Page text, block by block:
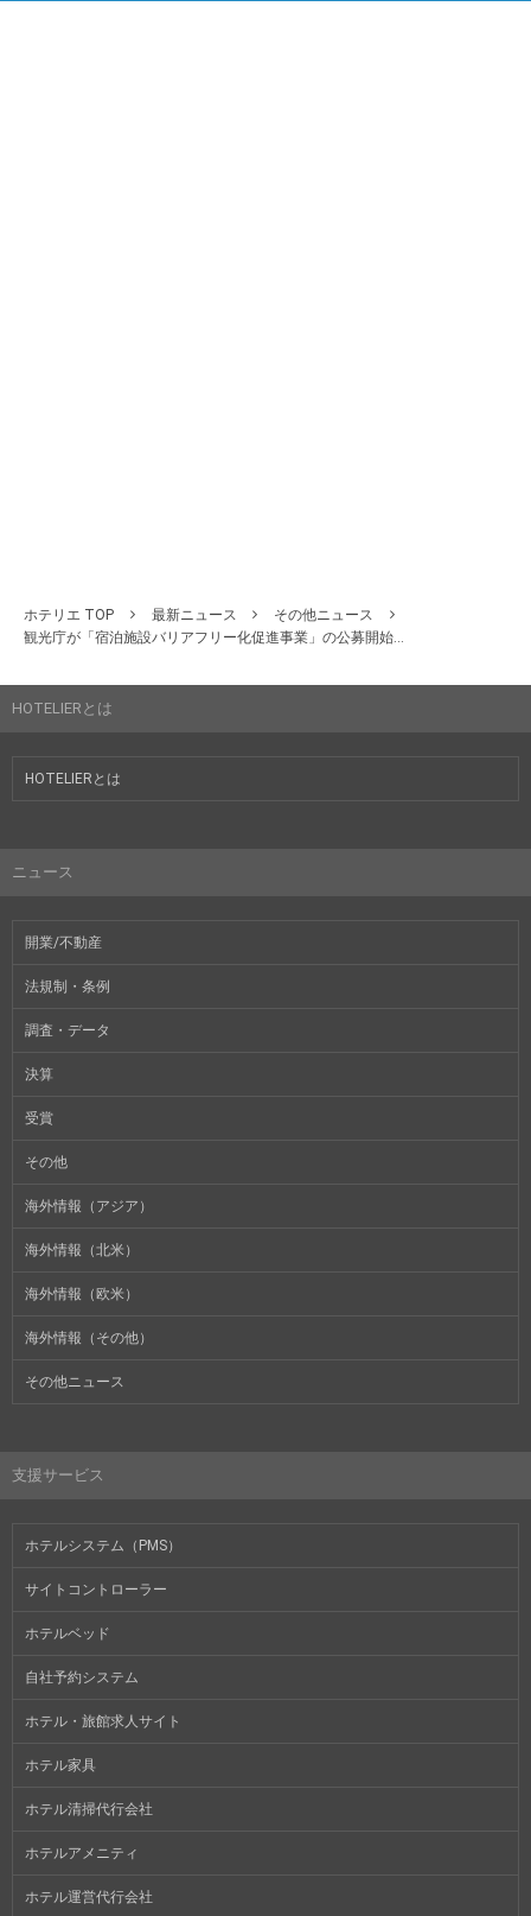
ホテリエ TOP 最新ニュース
その他ニュース
観光庁が「宿泊施設バリアフリー化促進事業」の公募開始...
HOTELIERとは
HOTELIERとは
ニュース
開業/不動産
法規制・条例
調査・データ
決算
受賞
その他
海外情報（アジア）
海外情報（北米）
海外情報（欧米）
海外情報（その他）
その他ニュース
支援サービス
ホテルシステム（PMS）
サイトコントローラー
ホテルベッド
自社予約システム
ホテル・旅館求人サイト
ホテル家具
ホテル清掃代行会社
ホテルアメニティ
ホテル運営代行会社